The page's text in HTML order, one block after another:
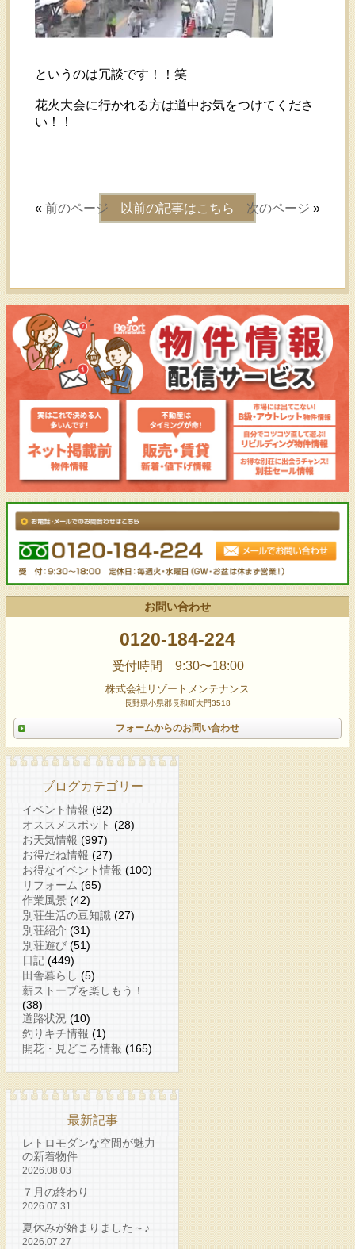
というのは冗談です！！笑
花火大会に行かれる方は道中お気をつけてくださ
い！！
« 前のページ 次のページ »
以前の記事はこちら
お問い合わせ
0120-184-224
受付時間 9:30〜18:00
株式会社リゾートメンテナンス
長野県小県郡長和町大門3518
フォームからのお問い合わせ
ブログカテゴリー
イベント情報 (82)
オススメスポット (28)
お天気情報 (997)
お得だね情報 (27)
お得なイベント情報 (100)
リフォーム (65)
作業風景 (42)
別荘生活の豆知識 (27)
別荘紹介 (31)
別荘遊び (51)
日記 (449)
田舎暮らし (5)
薪ストーブを楽しもう！
(38)
道路状況 (10)
釣りキチ情報 (1)
開花・見どころ情報 (165)
最新記事
レトロモダンな空間が魅力
の新着物件
2026.08.03
７月の終わり
2026.07.31
夏休みが始まりました～♪
2026.07.27